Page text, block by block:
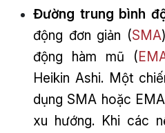
Đường trung bình
động đơn giản (SMA
động hàm mũ (
Heikin Ashi. Một
dụng SMA hoặc
xu hướng. Khi các